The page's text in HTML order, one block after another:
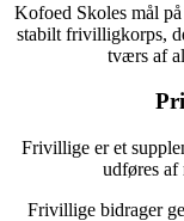
Kofoed Skoles mål
stabilt frivilligkorps,
tværs af
Frivillige er et
udføres af
Frivillige bidrager